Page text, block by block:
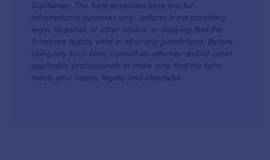
Disclaimer: The form templates here are for
informational purposes only. Jotform is not providing
legal, financial, or other advice, or implying that the
forms are legally valid in all or any jurisdictions. Before
using any such form, consult an attorney and/or other
applicable professionals to make sure that the form
meets your needs, legally and otherwise.